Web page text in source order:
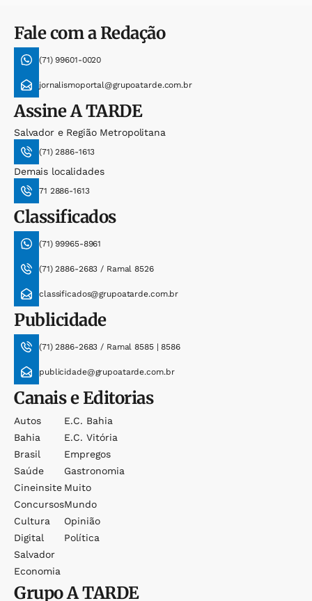
Fale com a Redação
(71) 99601-0020
jornalismoportal@grupoatarde.com.br
AssineA TARDE
Salvador e Região Metropolitana
(71) 2886-1613
Demais localidades
71 2886-1613
Classificados
(71) 99965-8961
(71) 2886-2683 / Ramal 8526
classificados@grupoatarde.com.br
Publicidade
(71) 2886-2683 / Ramal 8585 | 8586
publicidade@grupoatarde.com.br
Canais e Editorias
Autos
Bahia
Brasil
Saúde
Cineinsite
Concursos
Cultura
Digital
Salvador
Economia
E.c. Bahia
E.c. Vitória
Empregos
Gastronomia
Muito
Mundo
Opinião
Política
GrupoA TARDE